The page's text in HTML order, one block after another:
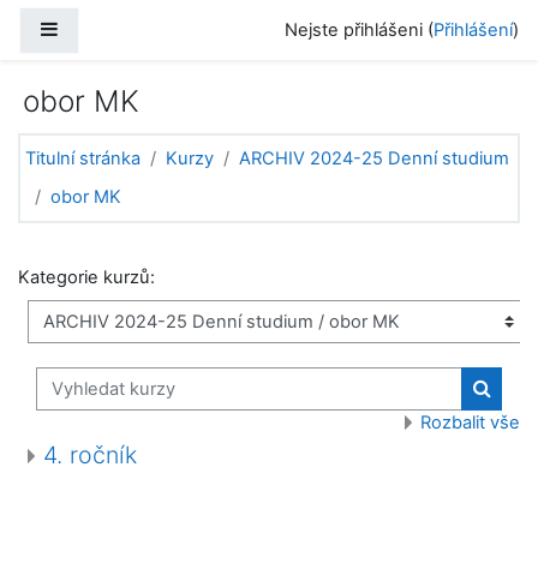
Nejste přihlášeni (Přihlášení)
obor MK
Titulní stránka Kurzy
ARCHIV 2024-25 Denní studium
obor MK
Kategorie kurzů:
Vyhledat kurzy
Rozbalit vše
4. ročník